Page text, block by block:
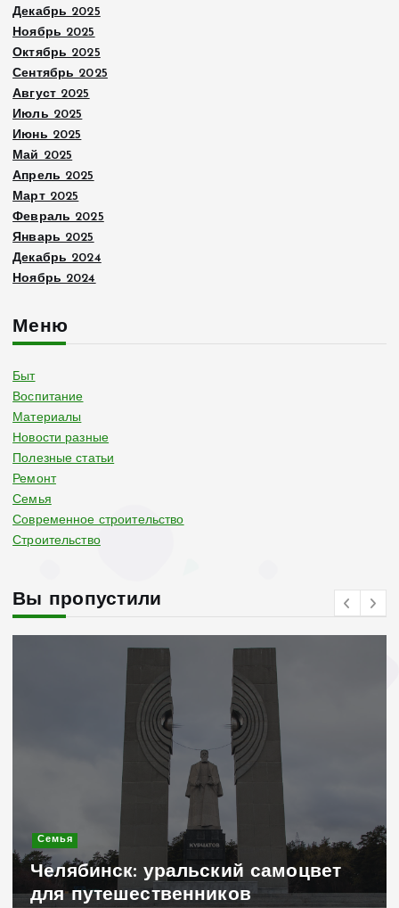
Декабрь 2025
Ноябрь 2025
Октябрь 2025
Сентябрь 2025
Август 2025
Июль 2025
Июнь 2025
Май 2025
Апрель 2025
Март 2025
Февраль 2025
Январь 2025
Декабрь 2024
Ноябрь 2024
Меню
Быт
Воспитание
Материалы
Новости разные
Полезные статьи
Ремонт
Семья
Современное строительство
Строительство
Вы пропустили
самоцвет
Современное строительство
Керамогранит «под
стильное и
для дачного домика